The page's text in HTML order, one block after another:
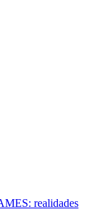
realidades